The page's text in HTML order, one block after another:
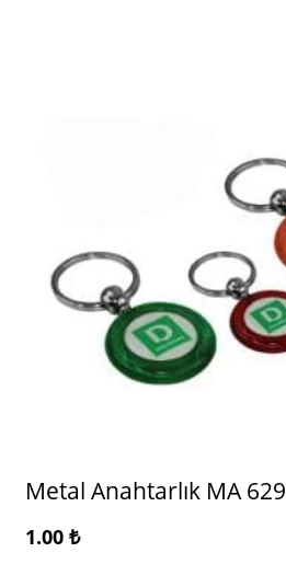
Metal Anahtarlık MA 629
1.00 ₺